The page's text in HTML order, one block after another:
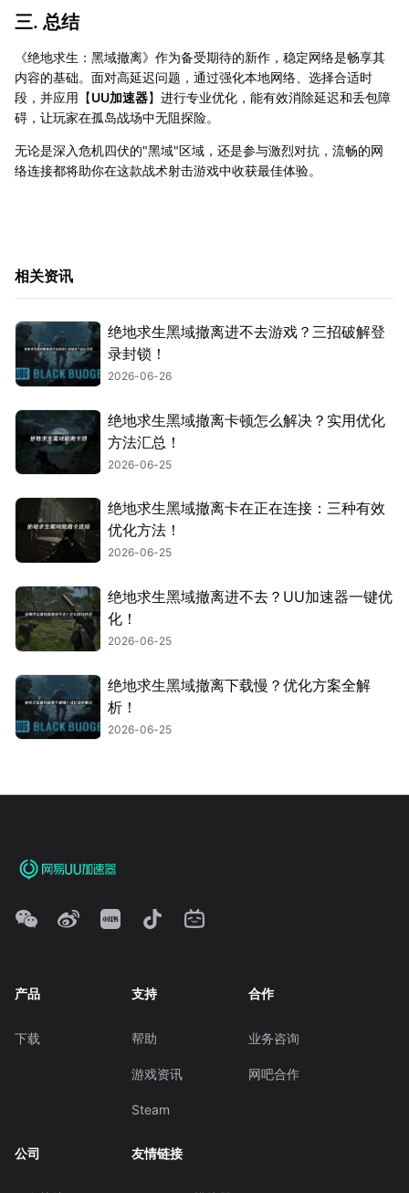
三. 总结
《绝地求生：黑域撤离》作为备受期待的新作，稳定网络是畅享其
内容的基础。面对高延迟问题，通过强化本地网络、选择合适时
段，并应用【UU加速器】进行专业优化，能有效消除延迟和丢包障
碍，让玩家在孤岛战场中无阻探险。
无论是深入危机四伏的"黑域"区域，还是参与激烈对抗，流畅的网
络连接都将助你在这款战术射击游戏中收获最佳体验。
相关资讯
绝地求生黑域撤离进不去游戏？三招破解登
录封锁！
2026-06-26
绝地求生黑域撤离卡顿怎么解决？实用优化
方法汇总！
2026-06-25
绝地求生黑域撤离卡在正在连接：三种有效
优化方法！
2026-06-25
绝地求生黑域撤离进不去？UU加速器一键优
化！
2026-06-25
绝地求生黑域撤离下载慢？优化方案全解
析！
2026-06-25
产品
下载
支持
帮助
游戏资讯
Steam
合作
业务咨询
网吧合作
公司 友情链接